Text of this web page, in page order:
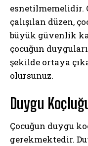
esnetilmemelidir.
çalışılan düzen,
büyük güvenlik
çocuğun
şekilde ortaya
olursunuz.
Duygu
Çocuğun duygu
gerekmektedir.